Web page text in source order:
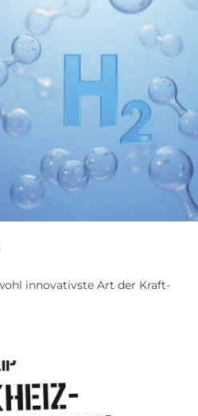
innovativste Art der Kraft-